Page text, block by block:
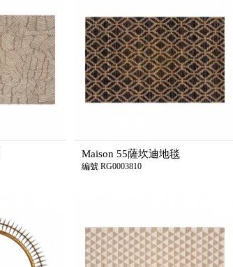
Maison 55薩坎迪地毯
編號 RG0003810